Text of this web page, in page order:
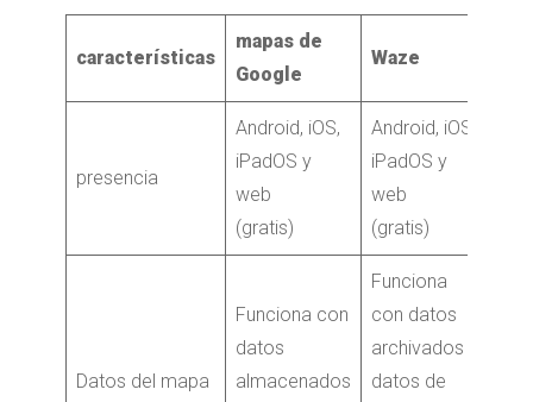
características
mapas de
Google
Waze
presencia
Android, iOS,
iPadOS y
web
(gratis)
Android, iOS,
iPadOS y
web
(gratis)
Datos del mapa
Funciona con
datos
almacenados
Funciona
con datos
archivados y
datos de